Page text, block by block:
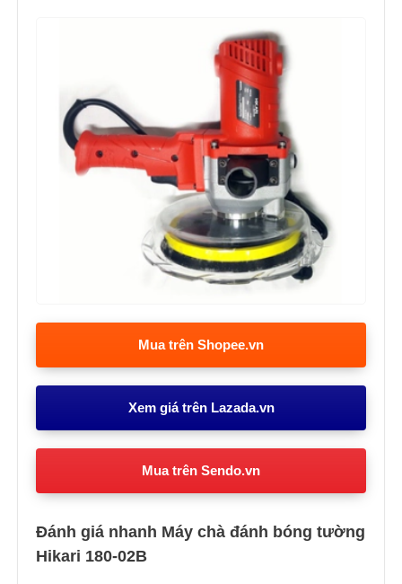
Mua trên Shopee.vn
Xem giá trên Lazada.vn
Mua trên Sendo.vn
Đánh giá nhanh Máy chà đánh bóng tường
Hikari 180-02B